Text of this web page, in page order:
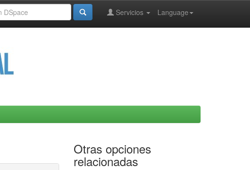
Language
Servicios
Otras opciones
relacionadas